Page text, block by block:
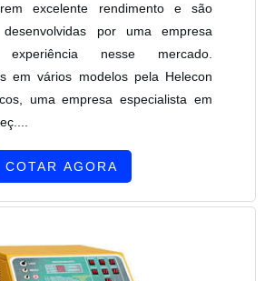
excelente rendimento e são
desenvolvidas por uma empresa
nesse mercado.
em vários modelos pela Helecon
uma empresa especialista em
COTAR AGORA